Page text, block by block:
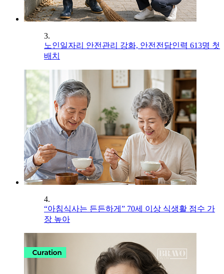
3.
노인일자리 안전관리 강화, 안전전담인력 613명 첫
배치
4.
“아침식사는 든든하게” 70세 이상 식생활 점수 가
장 높아